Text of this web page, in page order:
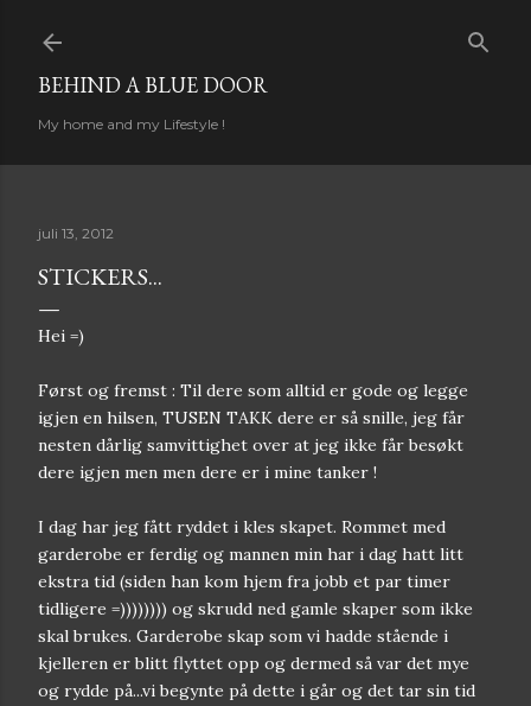
BEHIND A BLUE DOOR
My home and my Lifestyle !
juli 13, 2012
STICKERS...
Hei =)
Først og fremst : Til dere som alltid er gode og legge
igjen en hilsen, TUSEN TAKK dere er så snille, jeg får
nesten dårlig samvittighet over at jeg ikke får besøkt
dere igjen men men dere er i mine tanker !
I dag har jeg fått ryddet i kles skapet. Rommet med
garderobe er ferdig og mannen min har i dag hatt litt
ekstra tid (siden han kom hjem fra jobb et par timer
tidligere =)))))))) og skrudd ned gamle skaper som ikke
skal brukes. Garderobe skap som vi hadde stående i
kjelleren er blitt flyttet opp og dermed så var det mye
og rydde på...vi begynte på dette i går og det tar sin tid